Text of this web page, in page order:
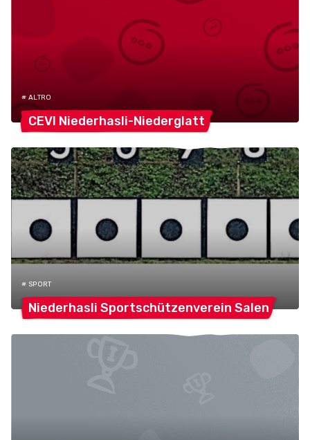
# ALTRO
CEVI Niederhasli-Niederglatt
# SPORT
Niederhasli Sportschützenverein Salen